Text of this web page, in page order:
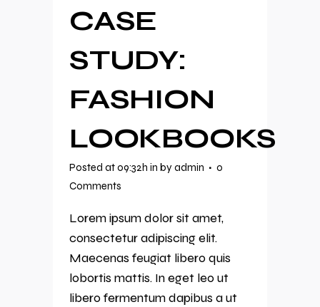
CASE
STUDY:
FASHION
LOOKBOOKS
Posted at 09:32h in byadmin
0
Comments
Lorem ipsum dolor sit amet,
consectetur adipiscing elit.
Maecenas feugiat libero quis
lobortis mattis. In eget leo ut
libero fermentum dapibus a ut